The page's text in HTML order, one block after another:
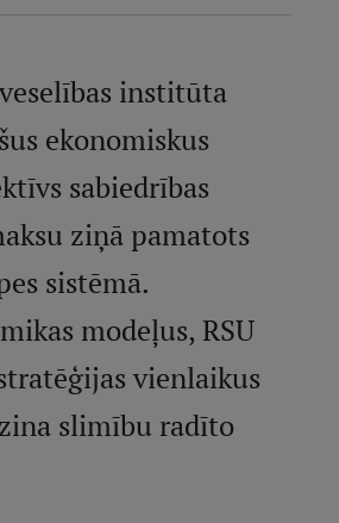
institūta
ekonomiskus
sabiedrības
ziņā pamatots
sistēmā.
modeļus, RSU
vienlaikus
slimību radīto